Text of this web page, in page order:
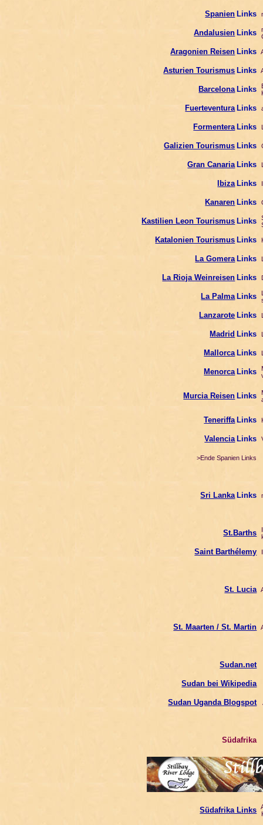
Spanien Links
Andalusien Links
Aragonien Reisen Links
Asturien Tourismus Links
Barcelona Links
Fuerteventura Links
Formentera Links
Galizien Tourismus Links
Gran Canaria Links
Ibiza Links
Kanaren Links
Kastilien Leon Tourismus Links
Katalonien Tourismus Links
La Gomera Links
La Rioja Weinreisen Links
La Palma Links
Lanzarote Links
Madrid Links
Mallorca Links
Menorca Links
Murcia Reisen Links
Teneriffa Links
Valencia Links
>Ende Spanien Links
Sri Lanka Links
St.Barths
Saint Barthélemy
St. Lucia
St. Maarten / St. Martin
Sudan.net
Sudan bei Wikipedia
Sudan Uganda Blogspot
Südafrika
Südafrika Links